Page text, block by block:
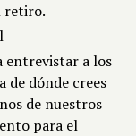
retiro.
entrevistar a los
de dónde crees
de nuestros
para el